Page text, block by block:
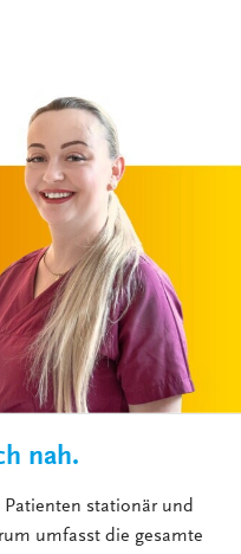
DER
nah.
stationär und
umfasst die gesamte